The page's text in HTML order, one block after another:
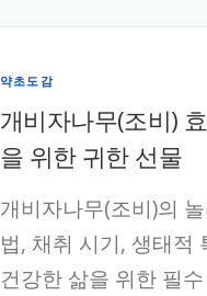
약초도감
개비자나무(조비)
을 위한 귀한 선물
개비자나무(조비)의
법, 채취 시기, 생태적
건강한 삶을 위한 필